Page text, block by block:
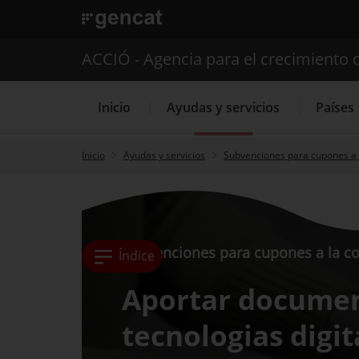
. Abrir en una nueva ventana.
ACCIÓ - Agencia para el crecimiento
Inicio Ayudas y servicios Países
Inicio Ayudas y servicios Subvenciones para cupones
Índice
Subvenciones para cupones a la
Aportar
tecnologias